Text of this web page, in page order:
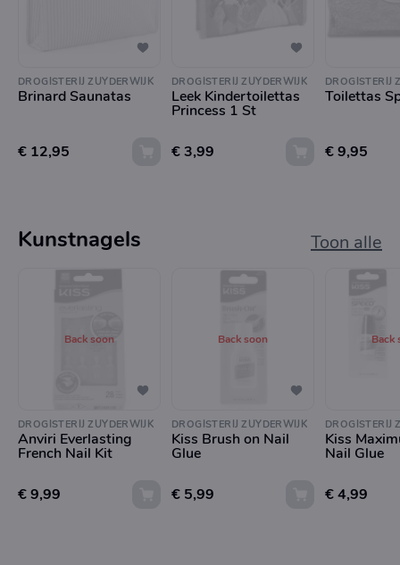
DROGISTERIJ ZUYDERWIJK
Brinard Saunatas
€ 12,95
DROGISTERIJ ZUYDERWIJK
Leek Kindertoilettas
Princess 1 St
€ 3,99
DROGISTERIJ
Toilettas
€ 9,95
Kunstnagels Toon alle
Back soon
DROGISTERIJ ZUYDERWIJK
Anviri Everlasting
French Nail Kit
€ 9,99
Back soon
DROGISTERIJ ZUYDERWIJK
Kiss Brush on Nail
Glue
€ 5,99
Back
DROGISTERIJ
Kiss
Nail Glue
€ 4,99